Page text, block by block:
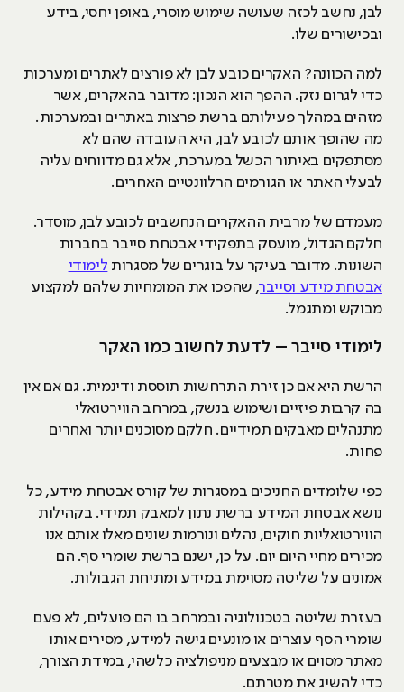
לבן, נחשב לכזה שעושה שימוש מוסרי, באופן יחסי, בידע
ובכישורים שלו.
למה הכוונה? האקרים כובע לבן לא פורצים לאתרים ומערכות
כדי לגרום נזק. ההפך הוא הנכון: מדובר בהאקרים, אשר
מזהים במהלך פעילותם ברשת פרצות באתרים ובמערכות.
מה שהופך אותם לכובע לבן, היא העובדה שהם לא
מסתפקים באיתור הכשל במערכת, אלא גם מדווחים עליה
לבעלי האתר או הגורמים הרלוונטיים האחרים.
מעמדם של מרבית ההאקרים הנחשבים לכובע לבן, מוסדר.
חלקם הגדול, מועסק בתפקידי אבטחת סייבר בחברות
השונות. מדובר בעיקר על בוגרים של מסגרות לימודי
אבטחת מידע וסייבר, שהפכו את המומחיות שלהם למקצוע
מבוקש ומתגמל.
לימודי סייבר – לדעת לחשוב כמו האקר
הרשת היא אם כן זירת התרחשות תוססת ודינמית. גם אם אין
בה קרבות פיזיים ושימוש בנשק, במרחב הווירטואלי
מתנהלים מאבקים תמידיים. חלקם מסוכנים יותר ואחרים
פחות.
כפי שלומדים החניכים במסגרות של קורס אבטחת מידע, כל
נושא אבטחת המידע ברשת נתון למאבק תמידי. בקהילות
הווירטואליות חוקים, נהלים ונורמות שונים מאלו אותם אנו
מכירים מחיי היום יום. על כן, ישנם ברשת שומרי סף. הם
אמונים על שליטה מסוימת במידע ומתיחת הגבולות.
בעזרת שליטה בטכנולוגיה ובמרחב בו הם פועלים, לא פעם
שומרי הסף עוצרים או מונעים גישה למידע, מסירים אותו
מאתר מסוים או מבצעים מניפולציה כלשהי, במידת הצורך,
כדי להשיג את מטרתם.